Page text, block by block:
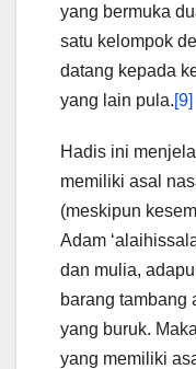
yang bermuka
satu kelompok
datang kepada
yang lain pula.[9]
Hadis ini
memiliki asal
(meskipun
Adam
dan mulia,
barang tambang
yang buruk.
yang memiliki